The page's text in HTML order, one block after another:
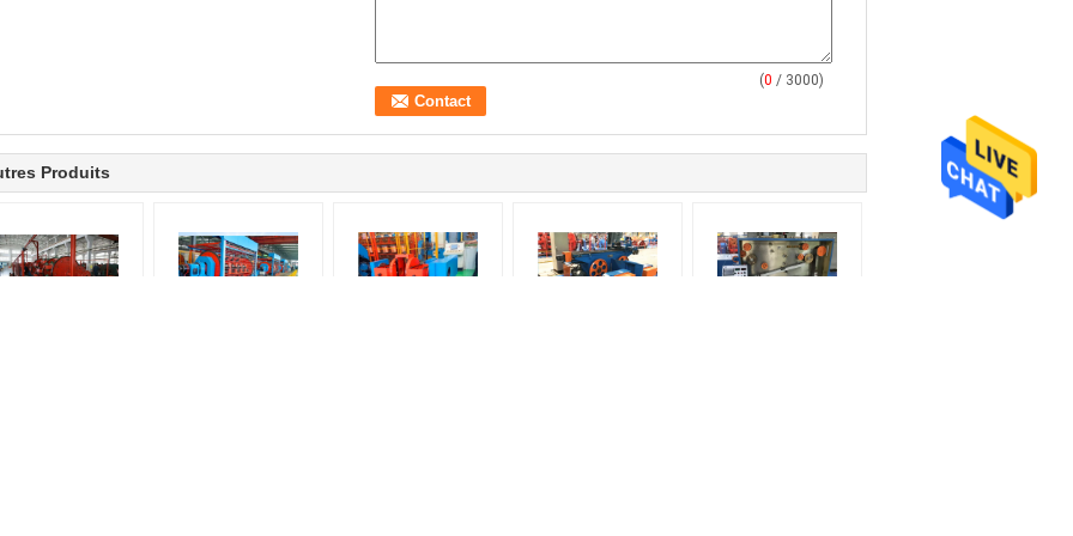
(0 / 3000)
Produits